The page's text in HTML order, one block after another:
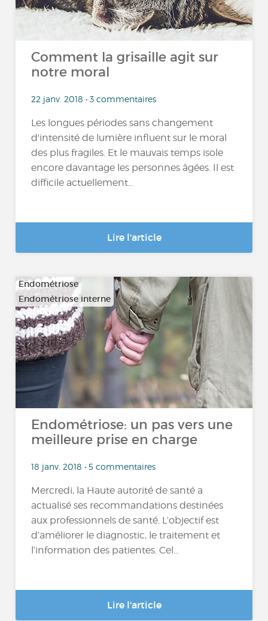
Comment la grisaille agit sur
notre moral
22 janv. 2018 • 3 commentaires
Les longues périodes sans changement
d'intensité de lumière influent sur le moral
des plus fragiles. Et le mauvais temps isole
encore davantage les personnes âgées. Il est
difficile actuellement...
Lire l'article
Endométriose
Endométriose interne
Endométriose: un pas vers une
meilleure prise en charge
18 janv. 2018 • 5 commentaires
Mercredi, la Haute autorité de santé a
actualisé ses recommandations destinées
aux professionnels de santé. L’objectif est
d’améliorer le diagnostic, le traitement et
l’information des patientes. Cel...
Lire l'article